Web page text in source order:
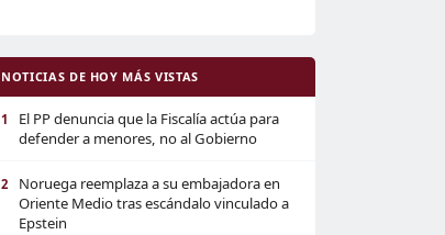
NOTICIAS DE HOY MÁS VISTAS
1
El PP denuncia que la Fiscalía actúa para
defender a menores, no al Gobierno
2
Noruega reemplaza a su embajadora en
Oriente Medio tras escándalo vinculado a
Epstein